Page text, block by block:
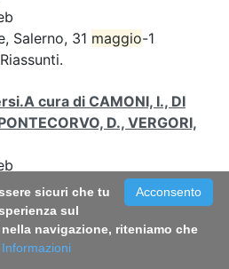
Salerno, 31 maggio-1
cura di CAMONI, I., DI
D., VERGORI,
77/3 (Pag. 1 -
25)
Mauro Grigioni, Giuseppe
Acconsento
sicuri che tu
sul
navigazione, riteniamo che